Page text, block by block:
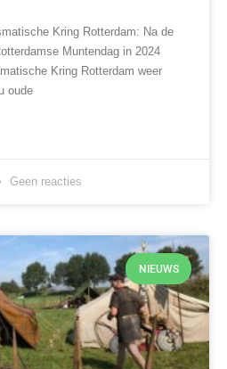
Kring Rotterdam: Na de
Muntendag in 2024
Kring Rotterdam weer
oude
Geen reacties
NIEUWS